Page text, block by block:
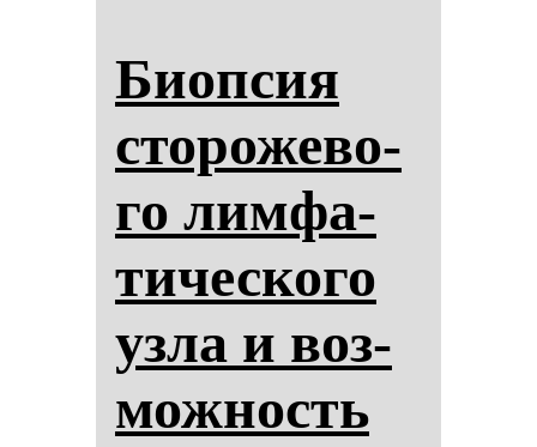
Биоп­сия
сто­ро­же­во­
го лим­фа­
ти­чес­ко­го
уз­ла и воз­
мож­ность